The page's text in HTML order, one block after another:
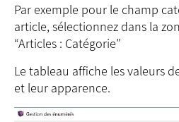
Par exemple pour le champ
article, sélectionnez dans la
“Articles : Catégorie”
Le tableau affiche les valeurs
et leur apparence.